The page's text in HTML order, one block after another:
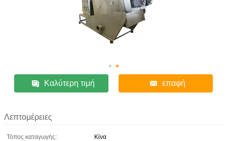
Καλύτερη τιμή επαφή
Λεπτομέρειες
Τόπος καταγωγής:
Κίνα